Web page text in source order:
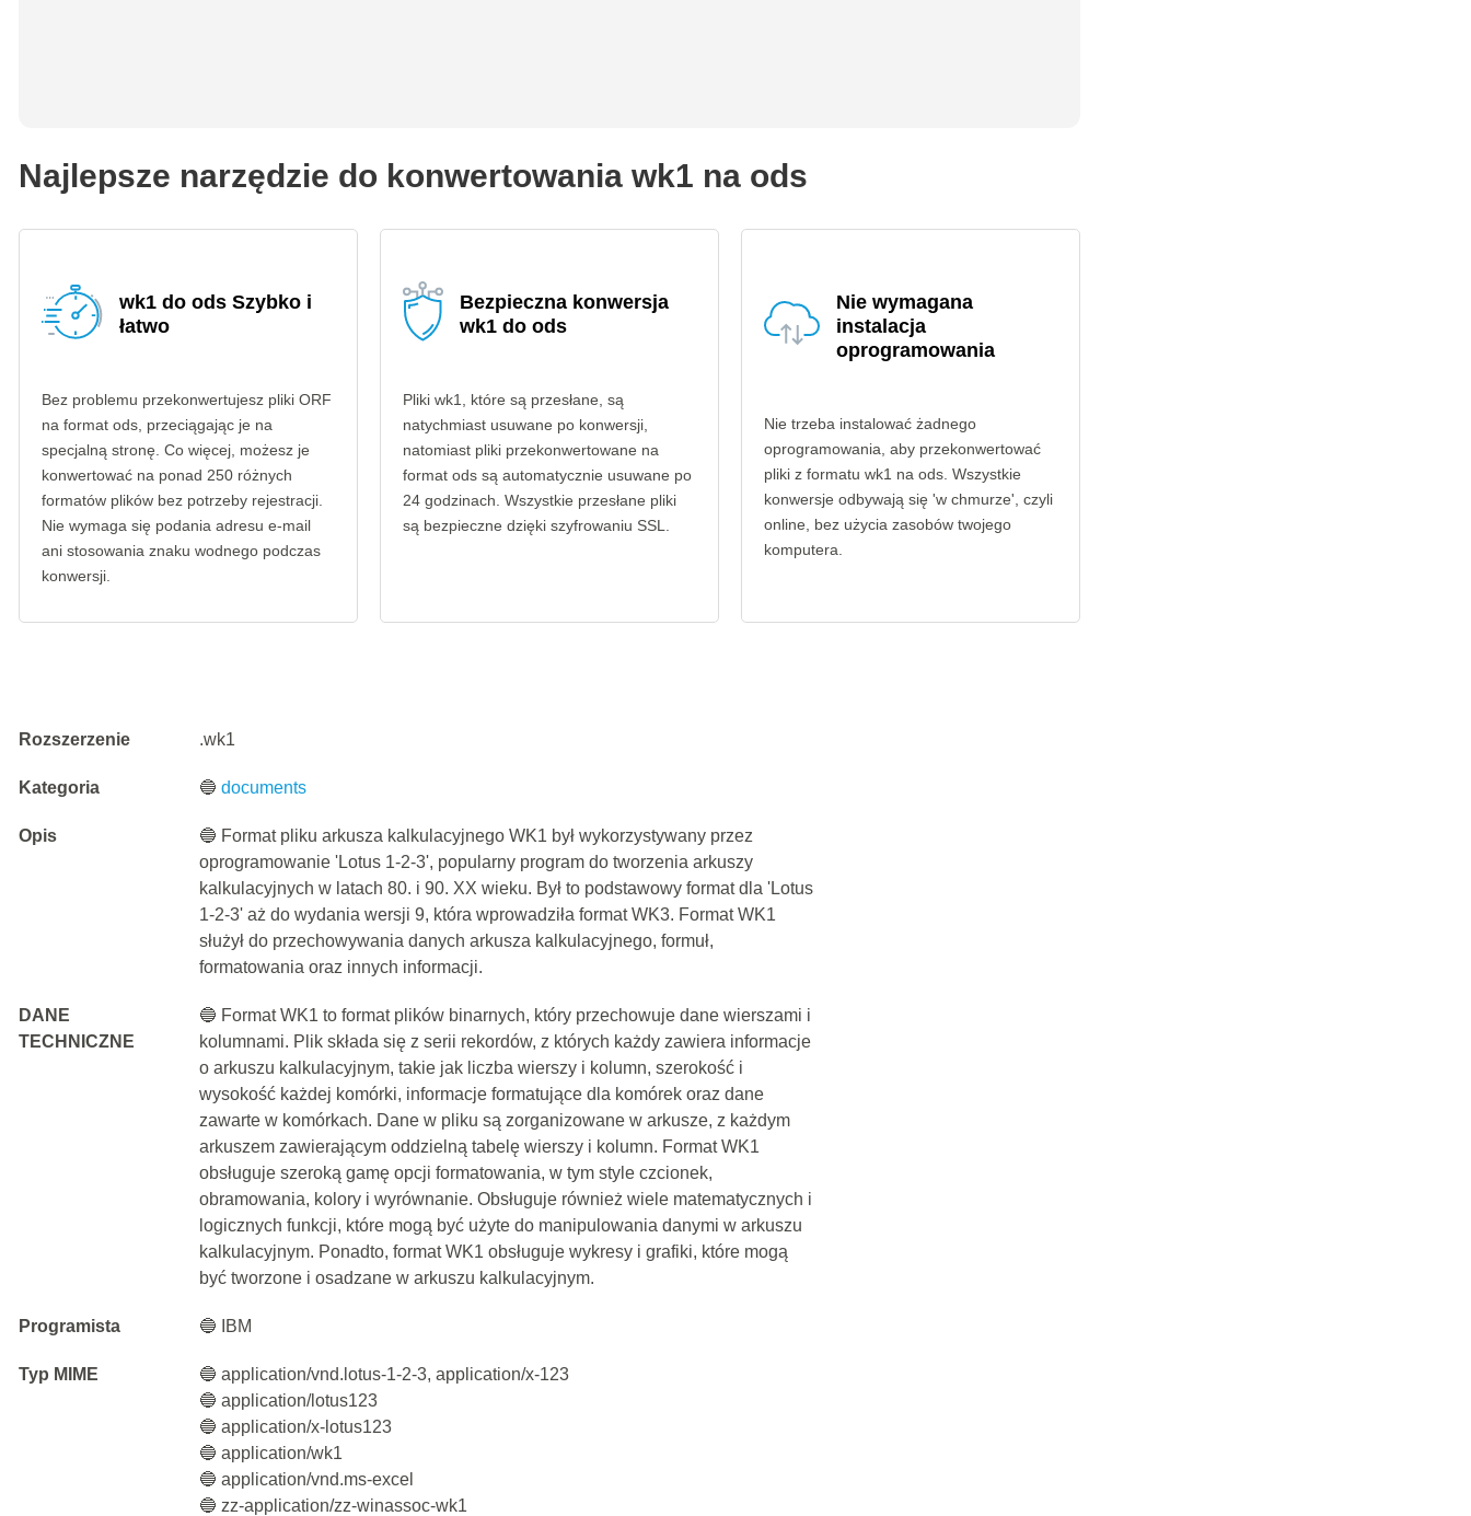
Najlepsze narzędzie do konwertowania wk1 na ods
wk1 do ods Szybko i
łatwo
Bez problemu przekonwertujesz pliki ORF
na format ods, przeciągając je na
specjalną stronę. Co więcej, możesz je
konwertować na ponad 250 różnych
formatów plików bez potrzeby rejestracji.
Nie wymaga się podania adresu e-mail
ani stosowania znaku wodnego podczas
konwersji.
Bezpieczna konwersja
wk1 do ods
Pliki wk1, które są przesłane, są
natychmiast usuwane po konwersji,
natomiast pliki przekonwertowane na
format ods są automatycznie usuwane po
24 godzinach. Wszystkie przesłane pliki
są bezpieczne dzięki szyfrowaniu SSL.
Nie wymagana
instalacja
oprogramowania
Nie trzeba instalować żadnego
oprogramowania, aby przekonwertować
pliki z formatu wk1 na ods. Wszystkie
konwersje odbywają się 'w chmurze', czyli
online, bez użycia zasobów twojego
komputera.
Rozszerzenie .wk1
Kategoria 🔵documents
Opis
🔵 Format pliku arkusza kalkulacyjnego WK1 był wykorzystywany przez
oprogramowanie 'Lotus 1-2-3', popularny program do tworzenia arkuszy
kalkulacyjnych w latach 80. i 90. XX wieku. Był to podstawowy format dla 'Lotus
1-2-3' aż do wydania wersji 9, która wprowadziła format WK3. Format WK1
służył do przechowywania danych arkusza kalkulacyjnego, formuł,
formatowania oraz innych informacji.
DANE
TECHNICZNE
🔵 Format WK1 to format plików binarnych, który przechowuje dane wierszami i
kolumnami. Plik składa się z serii rekordów, z których każdy zawiera informacje
o arkuszu kalkulacyjnym, takie jak liczba wierszy i kolumn, szerokość i
wysokość każdej komórki, informacje formatujące dla komórek oraz dane
zawarte w komórkach. Dane w pliku są zorganizowane w arkusze, z każdym
arkuszem zawierającym oddzielną tabelę wierszy i kolumn. Format WK1
obsługuje szeroką gamę opcji formatowania, w tym style czcionek,
obramowania, kolory i wyrównanie. Obsługuje również wiele matematycznych i
logicznych funkcji, które mogą być użyte do manipulowania danymi w arkuszu
kalkulacyjnym. Ponadto, format WK1 obsługuje wykresy i grafiki, które mogą
być tworzone i osadzane w arkuszu kalkulacyjnym.
Programista 🔵 IBM
Typ MIME
🔵 application/vnd.lotus-1-2-3, application/x-123
🔵 application/lotus123
🔵 application/x-lotus123
🔵 application/wk1
🔵 application/vnd.ms-excel
🔵 zz-application/zz-winassoc-wk1